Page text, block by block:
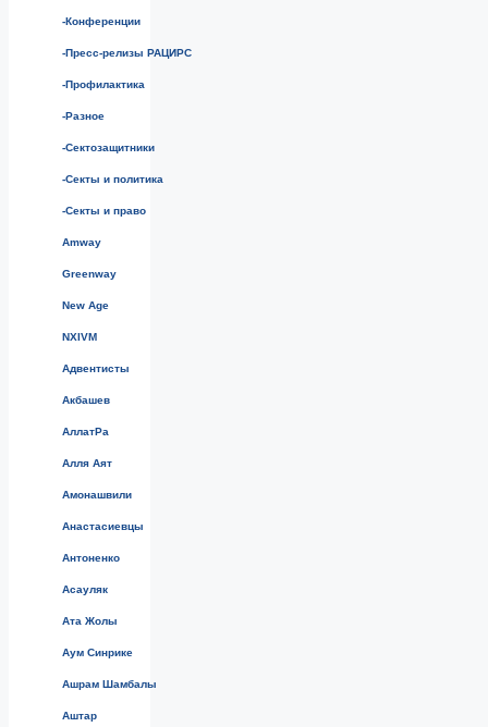
-Конференции
-Пресс-релизы РАЦИРС
-Профилактика
-Разное
-Сектозащитники
-Секты и политика
-Секты и право
Amway
Greenway
New Age
NXIVM
Адвентисты
Акбашев
АллатРа
Алля Аят
Амонашвили
Анастасиевцы
Антоненко
Асауляк
Ата Жолы
Аум Синрике
Ашрам Шамбалы
Аштар